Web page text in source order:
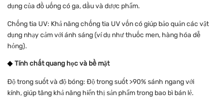
dụng của đồ uống có ga, dầu và dược phẩm.
Chống tia UV: Khả năng chống tia UV vốn có giúp bảo quản các vật
dụng nhạy cảm với ánh sáng (ví dụ như thuốc men, hàng hóa dễ
hỏng).
◆ Tính chất quang học và bề mặt
Độ trong suốt và độ bóng: Độ trong suốt >90% sánh ngang với
kính, giúp tăng khả năng hiển thị sản phẩm trong bao bì bán lẻ.